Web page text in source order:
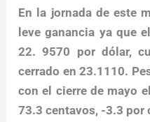
En la jornada de este
leve ganancia ya que
22. 9570 por dólar,
cerrado en 23.1110.
con el cierre de mayo
73.3 centavos, -3.3